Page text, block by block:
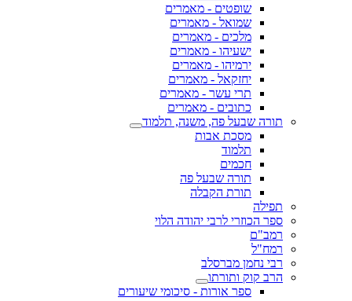
שופטים - מאמרים
שמואל - מאמרים
מלכים - מאמרים
ישעיהו - מאמרים
ירמיהו - מאמרים
יחזקאל - מאמרים
תרי עשר - מאמרים
כתובים - מאמרים
תורה שבעל פה, משנה, תלמוד
מסכת אבות
תלמוד
חכמים
תורה שבעל פה
תורת הקבלה
תפילה
ספר הכוזרי לרבי יהודה הלוי
רמב"ם
רמח"ל
רבי נחמן מברסלב
הרב קוק ותורתו
ספר אורות - סיכומי שיעורים